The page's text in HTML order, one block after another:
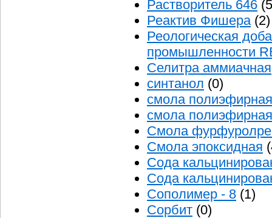
Растворитель 646
Реактив Фишера(2)
Реологическая
промышленности
Селитра аммиачная
синтанол (0)
смола
смола
Смола
Смола эпоксидная
Сода
Сода
Сополимер - 8 (1)
Сорбит (0)